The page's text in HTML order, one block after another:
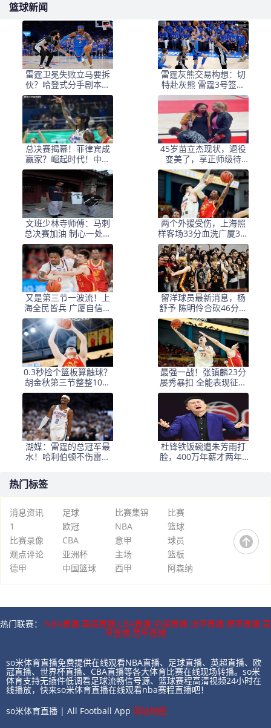
篮球新闻
雷霆卫冕失败立马要拆
伙？哈登式分手剧本或
重现
雷霆灰熊交易构想：切
特赴灰熊 雷霆3号签选
布泽尔
总决赛揭幕！菲律宾成
赢家？崛起时代！中国
男篮该醒了？
45岁苗立杰现状，退役
变美了，享正师级待
遇，嫁军人很幸福
文班少林寺师傅：马刺
总决赛加油 制心一处无
事不办
两个外援受伤，上海照
样客场33分血洗广厦3比
0夺赛点，张镇麟这笔
“骂名转会”，现在谁都得
闭嘴了
又是第三节一波流！上
海全民皆兵 广厦自信心
受打击
留洋球员最新消息，杨
舒予 陈明伶合砍46分带
队获胜 全英文接受采访
0.3秒捡个篮板算触球？
胡金秋第三节整整10分
钟被自己人蒸发，广厦
这33分输得比挨骂还憋
屈
最强一战！张镇麟23分
屡秀暴扣 全能表现征服
广厦
湖媒：雷霆的总冠军最
水！哈利伯顿不伤雷霆
杜锋铁饭碗遭朱芳雨打
脸，400万年薪才两年8
热门标签
消息资讯 足球 比赛集锦
比赛
1
欧冠 NBA
篮球
比赛录像
CBA 意甲
球员
观点评论
亚洲杯 主场
篮板
德甲
中国篮球 西甲 阿森纳
热门联赛： NBA直播 英超直播 CBA直播 中超直播 法甲直播 德甲直播 意
甲直播 西甲直播
so米体育直播免费提供在线观看NBA直播、足球直播、英超直播、欧
冠直播、世界杯直播、CBA直播等各大体育比赛在线现场转播。so米
体育支持无插件低调看足球流畅信号源、篮球赛程高清视频24小时在
线播放，快来so米体育直播在线观看nba赛程直播吧！
so米体育直播 | All Football App 网站地图